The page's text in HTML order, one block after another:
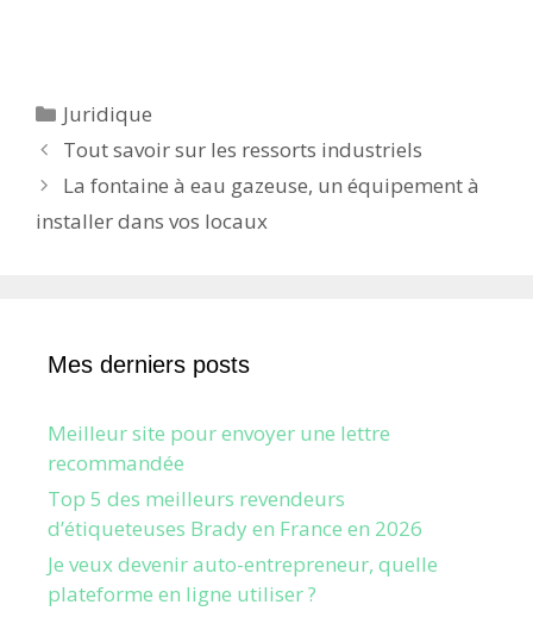
Catégories
Juridique
Tout savoir sur les ressorts industriels
La fontaine à eau gazeuse, un équipement à
installer dans vos locaux
Mes derniers posts
Meilleur site pour envoyer une lettre
recommandée
Top 5 des meilleurs revendeurs
d’étiqueteuses Brady en France en 2026
Je veux devenir auto-entrepreneur, quelle
plateforme en ligne utiliser ?